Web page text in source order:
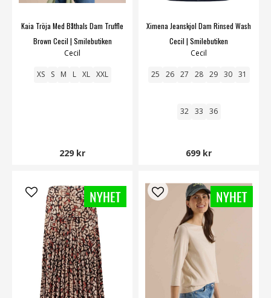
Kaia Tröja Med Båthals Dam Truffle
Brown Cecil | Smilebutiken
Cecil
XS S M L XL XXL
229 kr
Ximena Jeanskjol Dam Rinsed Wash
Cecil | Smilebutiken
Cecil
25 26 27 28 29 30 31
32 33 36
699 kr